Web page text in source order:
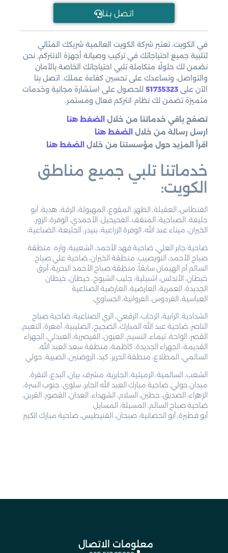
اتـصل بـنـا
في الكويت، تعتبر شركة الكويت العالمية شريكك المثالي
لتلبية جميع احتياجاتك في تركيب وصيانة أجهزة الانتركم. نحن
نضمن لك حلولًا متكاملة تلبي احتياجاتك الخاصة بالأمان
والتواصل، وتساعدك على تحسين كفاءة عملك. اتصل بنا
الآن على 51735323 للحصول على استشارة مجانية وخدمات
متميزة تضمن لك نظام انتركم فعال ومستمر.
تصفح باقي خدماتنا من خلال الضغط هنا
ارسل رسالة من خلال
الضغط هنا
اقرأ المزيد حول مؤسستنا من خلال
الضغط هنا
خدماتنا تلبي جميع مناطق
الكويت:
الفنطاس، العقيلة، الظهر، المقوع، المهبولة، الرقة، هدية، أبو
حليفة، الصباحية، المنقف، الفحيحيل، الأحمدي، الوفرة، الزور،
الخيران، ميناء عبد الله، الوفرة الزراعية، بنيدر، الجليعة، الضباعية،
ضاحية جابر العلي، ضاحية فهد الأحمد، الشعيبة، واره، منطقة
صباح الأحمد، النويصيب، منطقة الخيران، ضاحية علي صباح
السالم أم الهيمان سابقاً، منطقة صباح الأحمد البحرية، أبرق
خيطان، الأندلس، اشبيلية، جليب الشيوخ، خيطان، خيطان
الجديدة، العمرية، العارضية، العارضية الصناعية
العباسية، الفردوس، الفروانية، الحساوي،
الشدادية، الرابية، الرحاب، الرقعي، الري الصناعية، ضاحية صباح
الناصر، ضاحية عبد الله المبارك، الضجيج، الصليبية، أمغرة، النعيم،
القصر، الواحة، تيماء، النسيم، العيون، القيصرية، العبدلي، الجهراء
القديمة، الجهراء الجديدة، كاظمة، منطقة سعد العبد الله،
السالمي، المطلاع، منطقة الحرير، كبد، الروضتين، الصبية، حولي
الشعب، السالمية، الرميثية، الجابرية، مشرف، بيان، آلبدع، النقرة،
ميدان حولي، ضاحية مبارك العبد الله الجابر، سلوى، جنوب السرة،
الزهراء، الصديق، حطين، السلام، الشهداء، العدان، القصور، القرين،
ضاحية صباح السالم، المسيلة، المسايل
أبو فطيرة، أبو الحصانية، صبحان، الفنيطيس، ضاحية مبارك الكبير
معلومات الاتصال